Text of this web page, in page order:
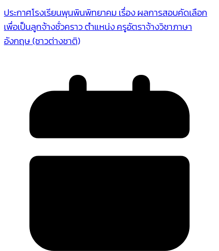
ประกาศโรงเรียนพุนพินพิทยาคม เรื่อง ผลการสอบคัดเลือก
เพื่อเป็นลูกจ้างชั่วคราว ตำแหน่ง ครูอัตราจ้างวิชาภาษา
อังกฤษ (ชาวต่างชาติ)